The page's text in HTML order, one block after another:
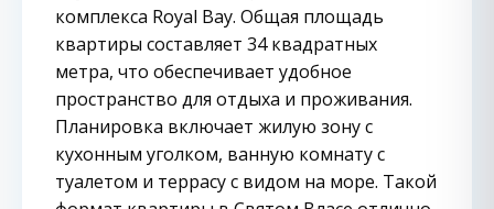
комплекса Royal Bay. Общая площадь
квартиры составляет 34 квадратных
метра, что обеспечивает удобное
пространство для отдыха и проживания.
Планировка включает жилую зону с
кухонным уголком, ванную комнату с
туалетом и террасу с видом на море. Такой